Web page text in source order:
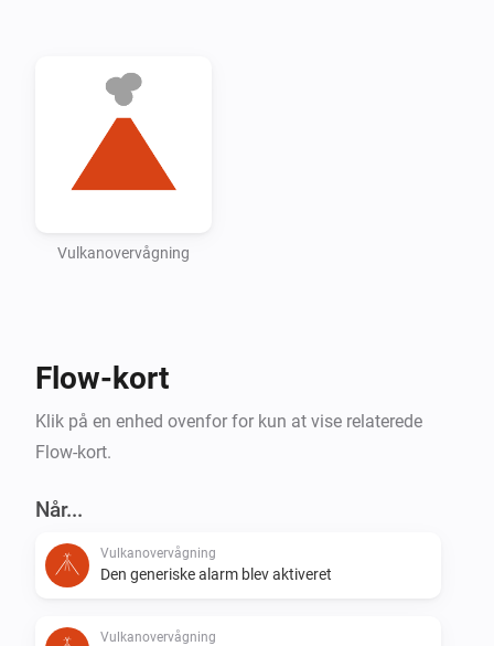
GDACS, en samarbejdsramme mellem FN og Europa-
Vulkanovervågning
Flow-kort
Klik på en enhed ovenfor for kun at vise relaterede
Flow-kort.
Når...
Vulkanovervågning
Den generiske alarm blev aktiveret
Vulkanovervågning